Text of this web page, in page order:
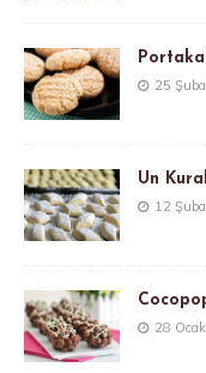
25
Un
12
28